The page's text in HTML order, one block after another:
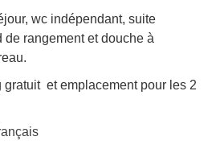
wc indépendant, suite
rangement et douche à
gratuit et emplacement pour les 2